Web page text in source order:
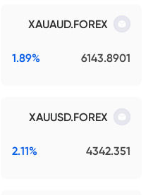
XAUAUD.FOREX
6143.8901
1.89%
XAUUSD.FOREX
4342.351
2.11%